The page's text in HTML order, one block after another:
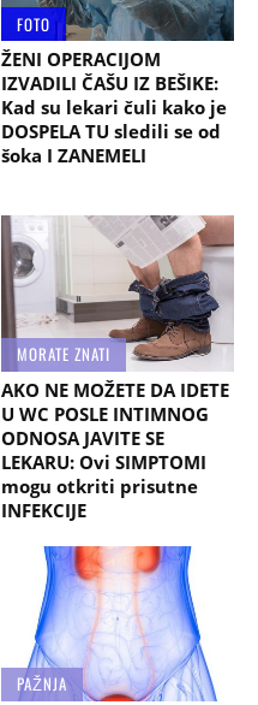
FOTO
ŽENI OPERACIJOM
IZVADILI ČAŠU IZ BEŠIKE:
Kad su lekari čuli kako je
DOSPELA TU sledili se od
šoka I ZANEMELI
MORATE ZNATI
AKO NE MOŽETE DA IDETE
U WC POSLE INTIMNOG
ODNOSA JAVITE SE
LEKARU: Ovi SIMPTOMI
mogu otkriti prisutne
INFEKCIJE
PAŽNJA